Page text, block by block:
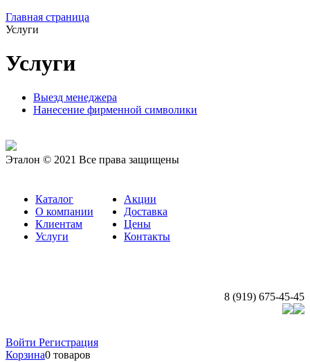
Главная страница
Услуги
Услуги
Выезд менеджера
Нанесение фирменной символики
Эталон © 2021 Все права защищены
Каталог
О компании
Клиентам
Услуги
Акции
Доставка
Цены
Контакты
8 (919) 675-45-45
Войти Регистрация
Корзина0 товаров